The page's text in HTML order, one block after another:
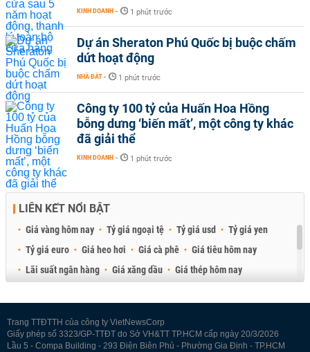
KINH DOANH - 1 phút trước
Dự án Sheraton Phú Quốc bị buộc chấm
dứt hoạt động
NHÀ ĐẤT - 1 phút trước
Công ty 100 tỷ của Huấn Hoa Hồng
bỗng dưng ‘biến mất’, một công ty khác
đã giải thể
KINH DOANH - 1 phút trước
LIÊN KẾT NỔI BẬT
Giá vàng hôm nay Tỷ giá ngoại tệ Tỷ giá usd
Tỷ giá yen
Tỷ giá euro
Giá heo hơi Giá cà phê
Giá tiêu hôm nay
Lãi suất ngân hàng
Giá xăng dầu
Giá thép hôm nay
Trang TTĐTTH của công ty VietNewsCorp
Giấy phép số 3323/GP-TTĐT do Sở VH&TT TP.HCM cấp ngày 20/3/2026
Lầu 5 - Compa Building - 293 Điện Biên Phủ - Phường Gia Định - TP.HCM